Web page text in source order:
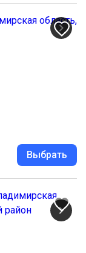
Выбрать